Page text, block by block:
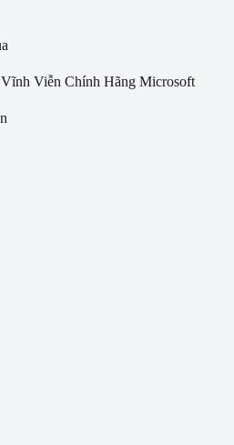
Viễn Chính Hãng Microsoft